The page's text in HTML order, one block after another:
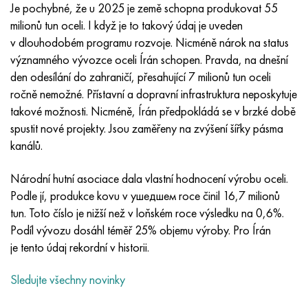
Je pochybné, že u 2025 je země schopna produkovat 55
milionů tun oceli. I když je to takový údaj je uveden
v dlouhodobém programu rozvoje. Nicméně nárok na status
významného vývozce oceli Írán schopen. Pravda, na dnešní
den odesílání do zahraničí, přesahující 7 milionů tun oceli
ročně nemožné. Přístavní a dopravní infrastruktura neposkytuje
takové možnosti. Nicméně, Írán předpokládá se v brzké době
spustit nové projekty. Jsou zaměřeny na zvýšení šířky pásma
kanálů.
Národní hutní asociace dala vlastní hodnocení výrobu oceli.
Podle jí, produkce kovu v ушедшем roce činil 16,7 milionů
tun. Toto číslo je nižší než v loňském roce výsledku na 0,6%.
Podíl vývozu dosáhl téměř 25% objemu výroby. Pro Írán
je tento údaj rekordní v historii.
Sledujte všechny novinky
Inotherm
incotest
Jette M152
Kobalt 6B
maraging 250
René 41
Maraging 300
Maraging 350
MP35N
47ND
47НХР
49 KF
49K2F, 49K2FA-VI
Slitina 50N
Slitina 50NP
50 NHS
Slitina 52N
52K12F
HN62VMYUT
HN62MVKYU
HN63 MB
XN65VM
KhN65VMTYu
KhN67MVTYu
KhN68VKTYU
KhN68VMTYUK-vd
KhN70VMTYu
VT-35
PT-1M
PT-3V
PT-7M
2B
SPT-2 sv
AT3
3M
TL3
1.4466 - AISI 310MoLn
Slitina Al6xn
15-7Ph® - 1,4532
PH 13-8 Po - 1,4534
1,4542 - 17-4Ph®
Custom 455® - 1.4543 - uns s45500
1,4545 - 15-5Ph®
1,4548 - 17-4Ph®
1,4550 - AISI 347
10X17H13M3T
10X18N18Yu4D
11X11N2V2MF
12Х18Н9Т
13X11N2V2MF
15x11mf
15x12vnmf
15H12H2MVFAB
15X16K5N2MVFAB
2,0872, CuNi10Fe1Mn, Cw352h
Silikonový hliníkový bronz
CW301G, C64200
křemíkový bronz
C65500, CuAl11Fe3
C65620, CuSi3Fe2Zn3
C65100, CuSi 1,5
Cín-olověný bronz
c92200, CuSn6Zn4Pb2
Červená mosaz
C84400, CuSn2ZnPb
C83600, CuSn5ZnPb
45G2, 45g2, AISI 1144
Legovaná konstrukční ocel
10g2, 10g2, AISI 1513
12X2H4A, 15NiCr13, 1,5752
AC14, 11SMnPb30
20G, 20mn5
20XH3A, AISI 4320, 20hn3a
20HM, 24CrMo5, 20hm
25KhGM, 20CrMo5, 1,7264
Р6М5, 1.3343, hs6-5-2, sw7m
Р6М5К5, 1,3243, hs6-5-2-5
R6M5F3, 1,3344, hs6-5-3
Р9М4К8,1,3207
R12F3, 1,3318, sw12
P18, 1,3355, hs18-0-1, sw18
Uhlíková ocel
У10,1.1645, C105W1
11G12, 110G13L, X120Mn12